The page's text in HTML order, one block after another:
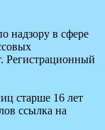
надзору в сфере
Регистрационный
старше 16 лет
ссылка на